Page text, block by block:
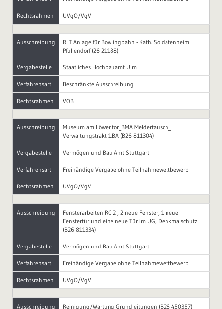
Rechtsrahmen UVgO/VgV
Ausschreibung
RLT Anlage für Bowlingbahn - Kath. Soldatenheim
Pfullendorf (26-21188)
Vergabestelle Staatliches Hochbauamt Ulm
Verfahrensart Beschränkte Ausschreibung
Rechtsrahmen VOB
Ausschreibung
Museum am Löwentor_BMA Meldertausch_
Verwaltungstrakt 1.BA (B26-811304)
Vergabestelle Vermögen und Bau Amt Stuttgart
Verfahrensart Freihändige Vergabe ohne Teilnahmewettbewerb
Rechtsrahmen UVgO/VgV
Ausschreibung
Fensterarbeiten RC 2 , 2 neue Fenster, 1 neue
Fenstertür und eine neue Tür im UG, Denkmalschutz
(B26-811334)
Vergabestelle Vermögen und Bau Amt Stuttgart
Verfahrensart Freihändige Vergabe ohne Teilnahmewettbewerb
Rechtsrahmen UVgO/VgV
Ausschreibung Reinigung/Wartung Grundleitungen (B26-450357)